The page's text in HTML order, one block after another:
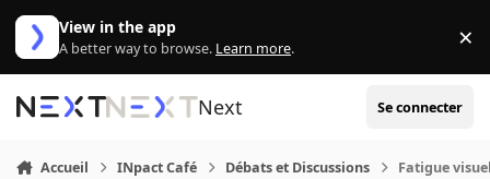
Aller au contenu
View in the app
A better way to browse. Learn more. ×
Next Se connecter
Accueil INpact Café Débats et Discussions Fatigue